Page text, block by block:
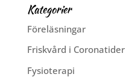
Kategorier
Föreläsningar
Friskvård i Coronatider
Fysioterapi